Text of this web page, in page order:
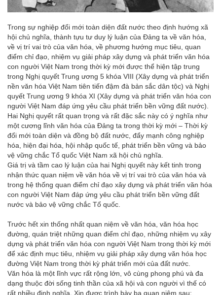
Trong sự nghiệp đổi mới toàn diện đất nước theo định hướng xã
hội chủ nghĩa, thành tựu tư duy lý luận của Đảng ta về văn hóa,
về vị trí vai trò của văn hóa, về phương hướng mục tiêu, quan
điểm chỉ đạo, nhiệm vụ giải pháp xây dựng và phát triển văn hóa
con người Việt Nam trong thời kỳ mới được thể hiện tập trung
trong Nghị quyết Trung ương 5 khóa VIII (Xây dựng và phát triển
nền văn hóa Việt Nam tiên tiến đậm đà bản sắc dân tộc) và Nghị
quyết Trung ương 9 khóa XI (Xây dựng và phát triển văn hóa con
người Việt Nam đáp ứng yêu cầu phát triển bền vững đất nước).
Hai Nghị quyết rất quan trọng và rất đặc sắc này có ý nghĩa như
một cương lĩnh văn hóa của Đảng ta trong thời kỳ mới – Thời kỳ
đổi mới toàn diện và đồng bộ đất nước, đẩy mạnh công nghiệp
hóa, hiện đại hóa, hội nhập quốc tế, phát triển bền vững và bảo
vệ vững chắc Tổ quốc Việt Nam xã hội chủ nghĩa.
Giá trị và tầm cao lý luận của hai Nghị quyết này kết tinh trong
nhận thức quan niệm về văn hóa về vị trí vai trò của văn hóa và
trong hệ thống quan điểm chỉ đạo xây dựng và phát triển văn hóa
con người Việt Nam đáp ứng yêu cầu phát triển bền vững đất
nước và bảo vệ vững chắc Tổ quốc.
Trước hết xin thống nhất quan niệm về văn hóa, văn hóa học
đường, quán triệt những quan điểm chỉ đạo, những nhiệm vụ xây
dựng và phát triển văn hóa con người Việt Nam trong thời kỳ mới
để xác định mục tiêu, nhiệm vụ giải pháp xây dựng văn hóa học
đường Việt Nam trong thời kỳ phát triển mới của đất nước.
Văn hóa là một lĩnh vực rất rộng lớn, vô cùng phong phú và đa
dạng thuộc đời sống tinh thần của xã hội và con người vì thế có
rất nhiều định nghĩa. Xin được trình bày ba quan niệm sau: